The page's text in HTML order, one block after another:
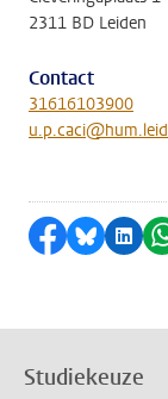
2311 BD Leiden
Contact
31616103900
Delen op
Delen
Studiekeuze